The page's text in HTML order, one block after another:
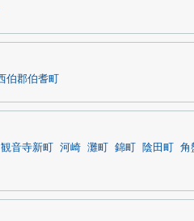
伯郡伯耆町
観音寺新町 河崎 灘町 錦町 陰田町 角